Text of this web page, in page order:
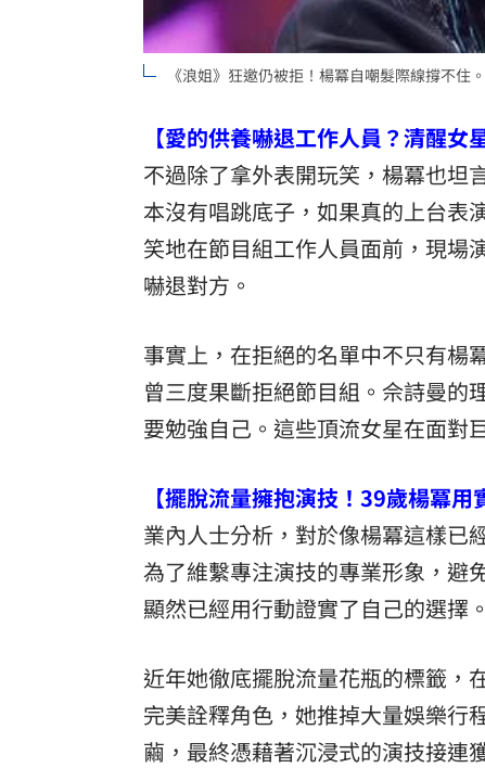
《浪姐》狂邀仍被拒！楊冪自嘲髮際線撐不住
【愛的供養嚇退工作人員？清醒女
不過除了拿外表開玩笑，楊冪也坦
本沒有唱跳底子，如果真的上台表
笑地在節目組工作人員面前，現場
嚇退對方。
事實上，在拒絕的名單中不只有楊
曾三度果斷拒絕節目組。佘詩曼的
要勉強自己。這些頂流女星在面對
【擺脫流量擁抱演技！39歲楊冪用
業內人士分析，對於像楊冪這樣已
為了維繫專注演技的專業形象，避
顯然已經用行動證實了自己的選擇。
近年她徹底擺脫流量花瓶的標籤，
完美詮釋角色，她推掉大量娛樂行
繭，最終憑藉著沉浸式的演技接連